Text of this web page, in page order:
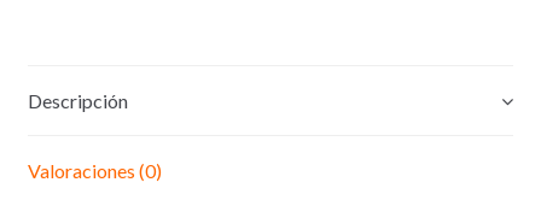
Descripción
Valoraciones (0)